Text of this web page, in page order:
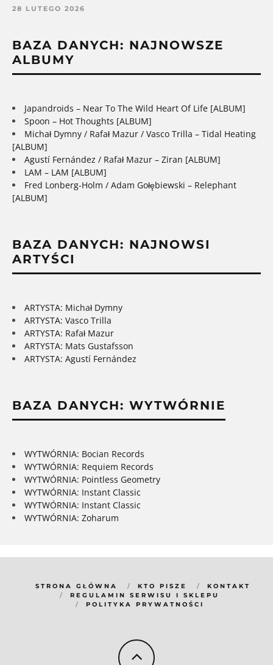
28 LUTEGO 2026
BAZA DANYCH: NAJNOWSZE
ALBUMY
Japandroids – Near To The Wild Heart Of Life [ALBUM]
Spoon – Hot Thoughts [ALBUM]
Michał Dymny / Rafał Mazur / Vasco Trilla – Tidal Heating
[ALBUM]
Agustí Fernández / Rafał Mazur – Ziran [ALBUM]
LAM – LAM [ALBUM]
Fred Lonberg-Holm / Adam Gołębiewski – Relephant
[ALBUM]
BAZA DANYCH: NAJNOWSI
ARTYŚCI
ARTYSTA: Michał Dymny
ARTYSTA: Vasco Trilla
ARTYSTA: Rafał Mazur
ARTYSTA: Mats Gustafsson
ARTYSTA: Agustí Fernández
BAZA DANYCH: WYTWÓRNIE
WYTWÓRNIA: Bocian Records
WYTWÓRNIA: Requiem Records
WYTWÓRNIA: Pointless Geometry
WYTWÓRNIA: Instant Classic
WYTWÓRNIA: Instant Classic
WYTWÓRNIA: Zoharum
STRONA GŁÓWNA KTO PISZE
KONTAKT
REGULAMIN SERWISU I SKLEPU
POLITYKA PRYWATNOŚCI